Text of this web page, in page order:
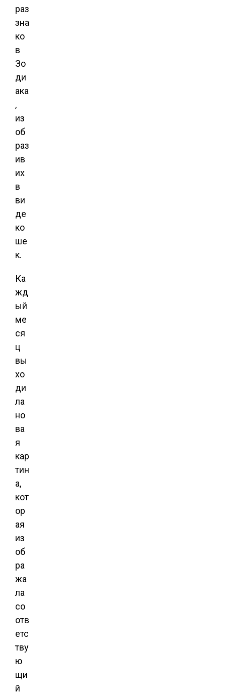
раз
зна
ко
в
Зо
ди
ака
,
из
об
раз
ив
их
в
ви
де
ко
ше
к.
Ка
жд
ый
ме
ся
ц
вы
хо
ди
ла
но
ва
я
кар
тин
а,
кот
ор
ая
из
об
ра
жа
ла
со
отв
етс
тву
ю
щи
й